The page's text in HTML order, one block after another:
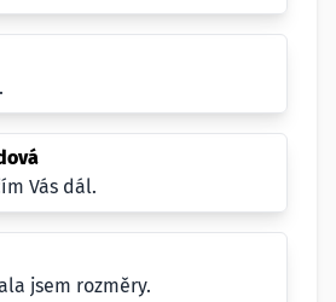
Vás dál.
jsem rozměry.